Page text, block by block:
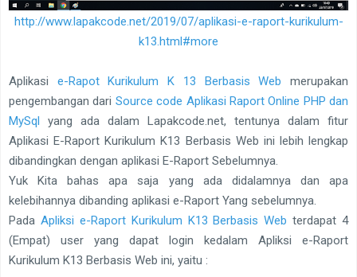
http://www.lapakcode.net/2019/07/aplikasi-e-raport-kurikulum-
k13.html#more
Aplikasi e-Rapot Kurikulum K 13 Berbasis Web merupakan
pengembangan dari Source code Aplikasi Raport Online PHP dan
MySql yang ada dalam Lapakcode.net, tentunya dalam fitur
Aplikasi E-Raport Kurikulum K13 Berbasis Web ini lebih lengkap
dibandingkan dengan aplikasi E-Raport Sebelumnya.
Yuk Kita bahas apa saja yang ada didalamnya dan apa
kelebihannya dibanding aplikasi e-Raport Yang sebelumnya.
Pada Apliksi e-Raport Kurikulum K13 Berbasis Web terdapat 4
(Empat) user yang dapat login kedalam Apliksi e-Raport
Kurikulum K13 Berbasis Web ini, yaitu :